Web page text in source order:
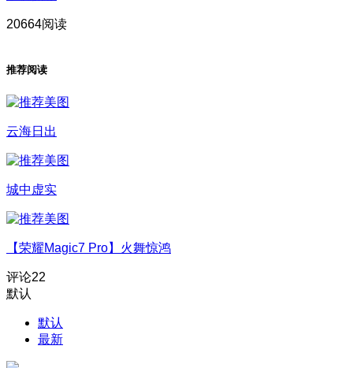
20664阅读
推荐阅读
云海日出
城中虚实
【荣耀Magic7 Pro】火舞惊鸿
评论22
默认
默认
最新